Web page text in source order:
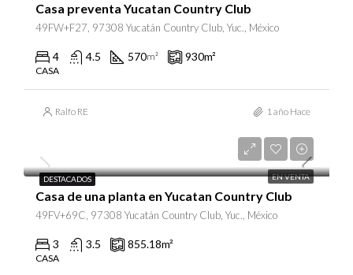
Casa preventa Yucatan Country Club
49FW+F27, 97308 Yucatán Country Club, Yuc., México
4 4.5 570m² 930m²
CASA
Ralfo RE 1 año Hace
DESTACADOS EN VENTA
Casa de una planta en Yucatan Country Club
49FV+69C, 97308 Yucatán Country Club, Yuc., México
3 3.5 855.18m²
CASA